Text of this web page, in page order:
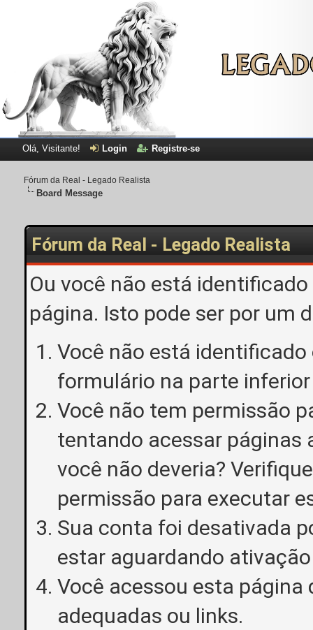
Olá, Visitante! Login Registre-se
Fórum da Real - Legado Realista
Board Message
Fórum da Real - Legado Realista
Ou você não está
página. Isto pode ser por um
Você não está
formulário na parte
Você não tem permissão
tentando acessar páginas
você não deveria?
permissão para executar
Sua conta foi desativada
estar aguardando
Você acessou esta
adequadas ou links.